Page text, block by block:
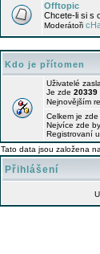
Offtopic
Chcete-li si s
Moderátoři
Kdo je přítomen
Uživatelé
Je zde 20339
Nejnovějším
Celkem je
Nejvíce zde
Registrovaní
Tato data jsou založena
Přihlášení